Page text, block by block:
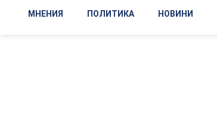
МНЕНИЯ ПОЛИТИКА НОВИНИ